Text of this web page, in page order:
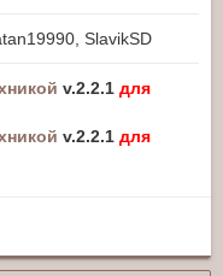
SlavikSD
v.2.2.1 для
v.2.2.1 для